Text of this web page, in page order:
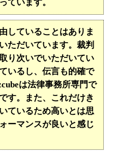
ています。
していることはありま
ただいています。裁判
り次いでいただいてい
いるし、伝言も的確で
は法律事務所専門で
す。また、これだけき
ているため高いとは思
ーマンスが良いと感じ